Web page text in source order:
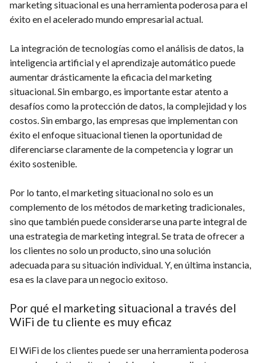
marketing situacional es una herramienta poderosa para el
éxito en el acelerado mundo empresarial actual.
La integración de tecnologías como el análisis de datos, la
inteligencia artificial y el aprendizaje automático puede
aumentar drásticamente la eficacia del marketing
situacional. Sin embargo, es importante estar atento a
desafíos como la protección de datos, la complejidad y los
costos. Sin embargo, las empresas que implementan con
éxito el enfoque situacional tienen la oportunidad de
diferenciarse claramente de la competencia y lograr un
éxito sostenible.
Por lo tanto, el marketing situacional no solo es un
complemento de los métodos de marketing tradicionales,
sino que también puede considerarse una parte integral de
una estrategia de marketing integral. Se trata de ofrecer a
los clientes no solo un producto, sino una solución
adecuada para su situación individual. Y, en última instancia,
esa es la clave para un negocio exitoso.
Por qué el marketing situacional a través del
WiFi de tu cliente es muy eficaz
El WiFi de los clientes puede ser una herramienta poderosa